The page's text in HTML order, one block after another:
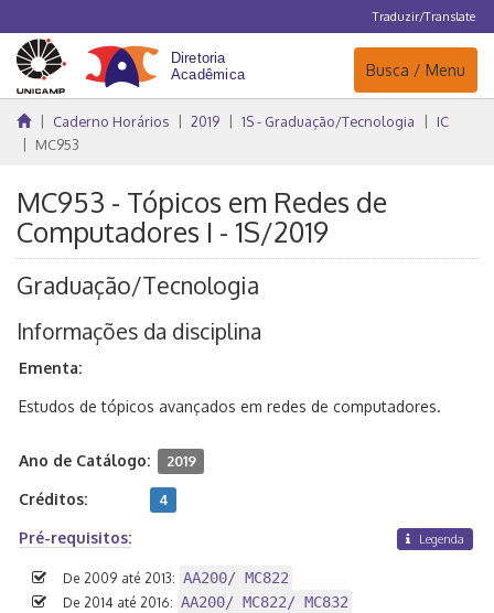
Traduzir/Translate
Navegação
Busca / Menu
Caderno Horários 2019 1S - Graduação/Tecnologia
IC
MC953
MC953 - Tópicos em Redes de
Computadores I - 1S/2019
Graduação/Tecnologia
Informações da disciplina
Ementa:
Estudos de tópicos avançados em redes de computadores.
Ano de Catálogo: 2019
Créditos: 4
Pré-requisitos: Legenda
De 2009 até 2013: AA200/ MC822
De 2014 até 2016: AA200/ MC822/ MC832